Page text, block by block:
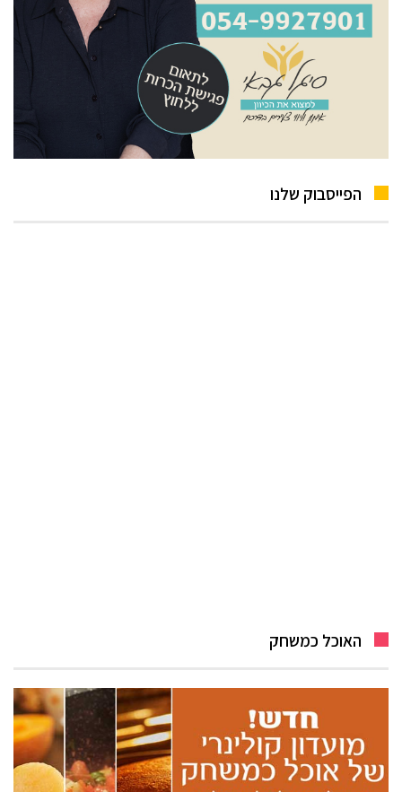
הפייסבוק שלנו
האוכל כמשחק